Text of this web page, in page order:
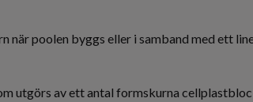
när poolen byggs eller i samband med ett
utgörs av ett antal formskurna